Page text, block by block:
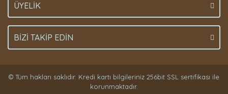
ÜYELİK
BİZİ TAKİP EDİN
© Tüm hakları saklıdır. Kredi kartı bilgileriniz 256bit SSL sertifikası ile
korunmaktadır.